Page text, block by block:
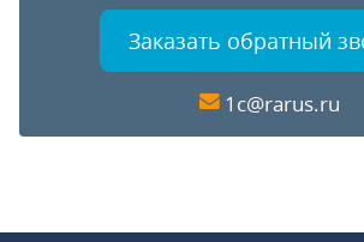
Заказать обратный
1c@rarus.ru